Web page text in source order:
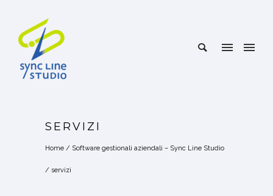
SERVIZI
Home / Software gestionali aziendali – Sync Line Studio
/ servizi